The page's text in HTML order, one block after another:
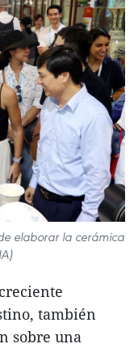
elaborar la cerámica
también
sobre una